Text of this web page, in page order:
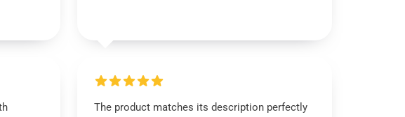
The product matches its description perfectly